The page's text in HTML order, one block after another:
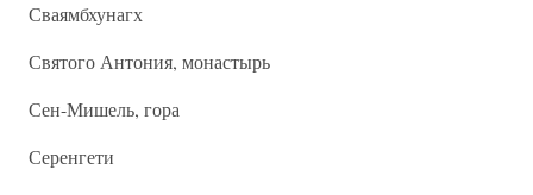
Сваямбхунагх
Святого Антония, монастырь
Сен-Мишель, гора
Серенгети